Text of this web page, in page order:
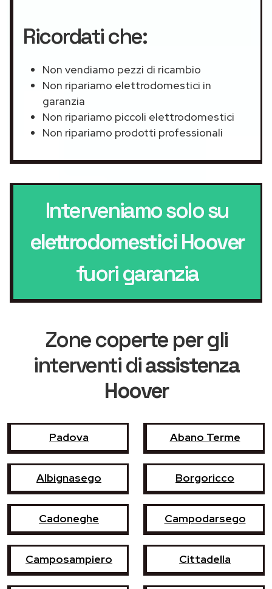
Ricordati che:
Non vendiamo pezzi di ricambio
Non ripariamo elettrodomestici in
garanzia
Non ripariamo piccoli elettrodomestici
Non ripariamo prodotti professionali
Interveniamo solo su
elettrodomestici Hoover
fuori garanzia
Zone coperte per gli
interventi diassistenza
Hoover
Padova Abano Terme
Albignasego Borgoricco
Cadoneghe Campodarsego
Camposampiero Cittadella